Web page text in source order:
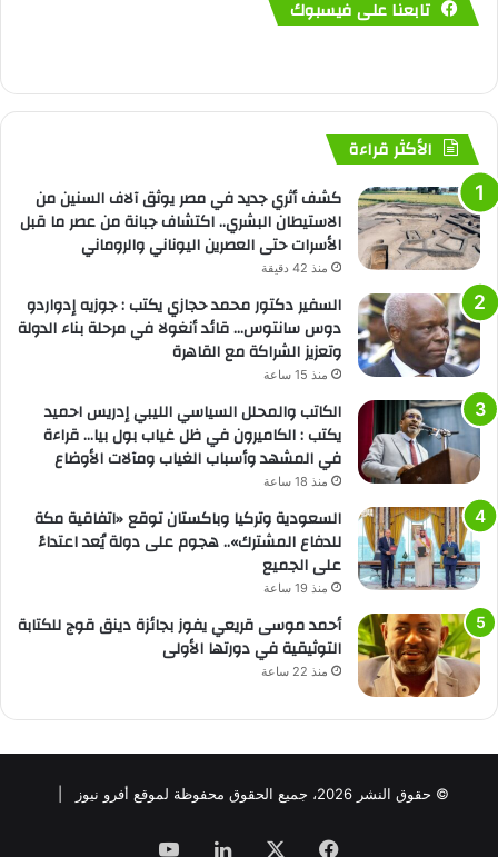
تابعنا على فيسبوك
الأكثر قراءة
كشف أثري جديد في مصر يوثق آلاف السنين من
الاستيطان البشري.. اكتشاف جبانة من عصر ما قبل
الأسرات حتى العصرين اليوناني والروماني
منذ 42 دقيقة
السفير دكتور محمد حجازي يكتب : جوزيه إدواردو
دوس سانتوس… قائد أنغولا في مرحلة بناء الدولة
وتعزيز الشراكة مع القاهرة
منذ 15 ساعة
الكاتب والمحلل السياسي الليبي إدريس احميد
يكتب : الكاميرون في ظل غياب بول بيا… قراءة
في المشهد وأسباب الغياب ومآلات الأوضاع
منذ 18 ساعة
السعودية وتركيا وباكستان توقع «اتفاقية مكة
للدفاع المشترك».. هجوم على دولة يُعد اعتداءً
على الجميع
منذ 19 ساعة
أحمد موسى قريعي يفوز بجائزة دينق قوج للكتابة
التوثيقية في دورتها الأولى
منذ 22 ساعة
© حقوق النشر 2026، جميع الحقوق محفوظة لموقع أفرو نيوز |
فيسبوك لينكدإن